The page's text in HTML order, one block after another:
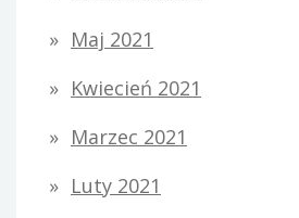
Maj 2021
Kwiecień 2021
Marzec 2021
Luty 2021